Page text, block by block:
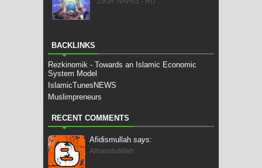
BACKLINKS
Rezkinomik - Towards an Islamic Economic
System Model
IslamicTunesNEWS
Muslimpreneurs
RECENT COMMENTS
Afidismullah says:
Alhamdulillah..